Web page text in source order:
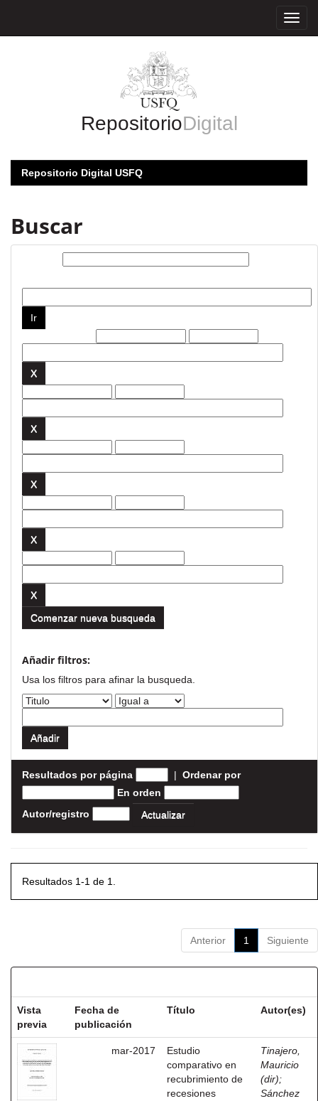
RepositorioDigital
Repositorio Digital USFQ
Buscar
Comenzar nueva busqueda
Añadir filtros:
Usa los filtros para afinar la busqueda.
Resultados por página | Ordenar por
En orden
Autor/registro
Resultados 1-1 de 1.
Anterior 1 Siguiente
Vista
previa
Fecha de
publicación
Título Autor(es)
mar-2017
Estudio
comparativo en
recubrimiento de
recesiones
Tinajero,
Mauricio
(dir);
Sánchez